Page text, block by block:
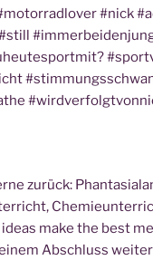
#nick
zurück:
make the best
Abschluss